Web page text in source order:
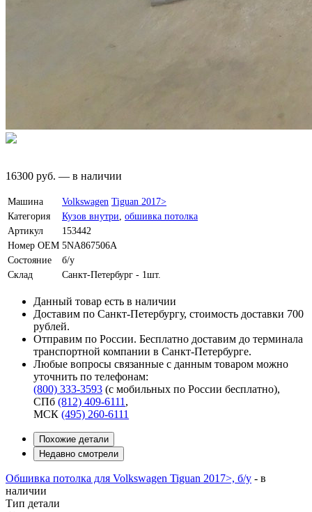
16300 руб. — в наличии
Машина Volkswagen Tiguan 2017>
Категория
Кузов внутри обшивка потолка
Артикул
153442
Номер OEM 5NA867506A
Состояние
б/у
Склад
Санкт-Петербург - 1шт.
Данный товар есть в наличии
Доставим по Санкт-Петербургу, стоимость доставки 700
рублей.
Отправим по России. Бесплатно доставим до терминала
транспортной компании в Санкт-Петербурге.
Любые вопросы связанные с данным товаром можно
уточнить по телефонам:
(800) 333-3593 (с мобильных по России бесплатно),
СПб (812) 409-6111 ,
МСК (495) 260-6111
Похожие детали
Недавно смотрели
Обшивка потолка для Volkswagen Tiguan 2017>, б/у - в
наличии
Тип детали